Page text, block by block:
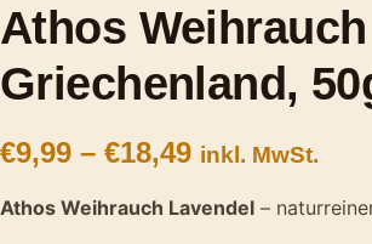
Athos
Griechenland,
€9,99 – €18,49 inkl. MwSt.
Athos Weihrauch Lavendel –